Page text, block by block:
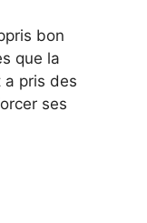
bon
que la
a pris des
ses